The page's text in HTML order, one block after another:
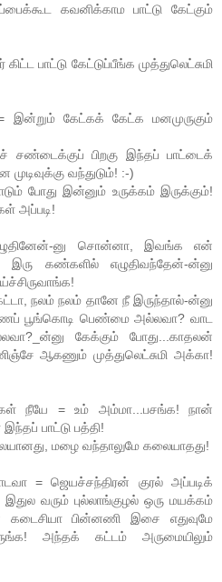
கவனிக்காம பாட்டு கேட்கும்
பாட்டு கேட்டுப்பீங்க முத்துலெட்சுமி
இன்றும் கேட்கக் கேட்க மனமுருகும்
சண்டைக்குப் பிறகு இந்தப் பாட்டைக்
வந்துடும்! :-)
போது இன்னும் உருக்கம் இருக்கும்!
அப்படி!
னு சொன்னா, இவங்க என்
இரு கண்களில் எழுதிவந்தேன்-ன்னு
நலம் நலம் தானே நீ இருந்தால்-ன்னு
பூங்கொடி பெண்மை அல்லவா? வாட
கேக்கும் போது...காதலன்
ஆகணும் முத்துலெட்சுமி அக்கா!
நீயே = உம் அம்மா...பசங்க! நான்
பாட்டு பத்தி!
மழை வந்தாலுமே கலையாதது!
= ஜெயச்சந்திரன் குரல் அப்படிக்
இதுல வரும் புல்லாங்குழல் ஒரு மயக்கம்
கடைசியா பின்னணி இசை எதுவுமே
அந்தக் கட்டம் அருமையிலும்